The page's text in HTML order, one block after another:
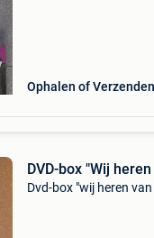
Ophalen of Verzenden
DVD-box "Wij
Dvd-box "wij heren